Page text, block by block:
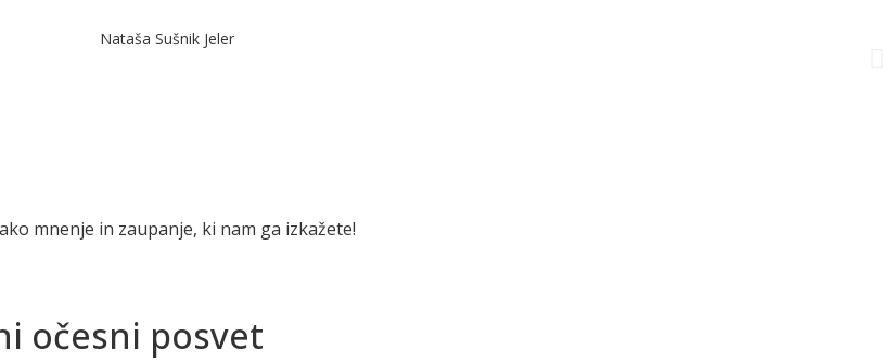
Nataša Sušnik Jeler
mnenje in zaupanje, ki nam ga izkažete!
očesni posvet